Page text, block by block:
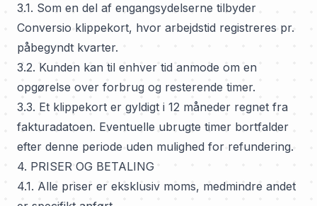
3.1. Som en del af engangsydelserne tilbyder
Conversio klippekort, hvor arbejdstid registreres pr.
påbegyndt kvarter.
3.2. Kunden kan til enhver tid anmode om en
opgørelse over forbrug og resterende timer.
3.3. Et klippekort er gyldigt i 12 måneder regnet fra
fakturadatoen. Eventuelle ubrugte timer bortfalder
efter denne periode uden mulighed for refundering.
4. PRISER OG BETALING
4.1. Alle priser er eksklusiv moms, medmindre andet